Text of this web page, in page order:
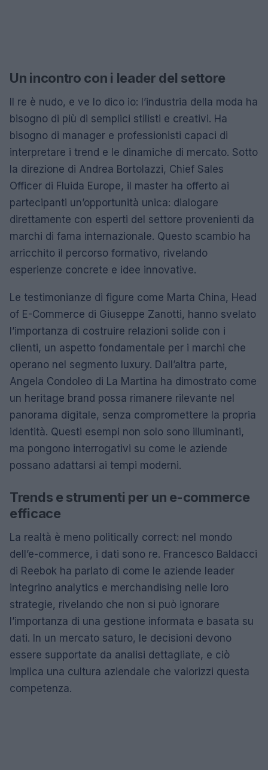
Un incontro con i leader del settore
Il re è nudo, e ve lo dico io: l’industria della moda ha
bisogno di più di semplici stilisti e creativi. Ha
bisogno di manager e professionisti capaci di
interpretare i trend e le dinamiche di mercato. Sotto
la direzione di Andrea Bortolazzi, Chief Sales
Officer di Fluida Europe, il master ha offerto ai
partecipanti un’opportunità unica: dialogare
direttamente con esperti del settore provenienti da
marchi di fama internazionale. Questo scambio ha
arricchito il percorso formativo, rivelando
esperienze concrete e idee innovative.
Le testimonianze di figure come Marta China, Head
of E-Commerce di Giuseppe Zanotti, hanno svelato
l’importanza di costruire relazioni solide con i
clienti, un aspetto fondamentale per i marchi che
operano nel segmento luxury. Dall’altra parte,
Angela Condoleo di La Martina ha dimostrato come
un heritage brand possa rimanere rilevante nel
panorama digitale, senza compromettere la propria
identità. Questi esempi non solo sono illuminanti,
ma pongono interrogativi su come le aziende
possano adattarsi ai tempi moderni.
Trends e strumenti per un e-commerce
efficace
La realtà è meno politically correct: nel mondo
dell’e-commerce, i dati sono re. Francesco Baldacci
di Reebok ha parlato di come le aziende leader
integrino analytics e merchandising nelle loro
strategie, rivelando che non si può ignorare
l’importanza di una gestione informata e basata su
dati. In un mercato saturo, le decisioni devono
essere supportate da analisi dettagliate, e ciò
implica una cultura aziendale che valorizzi questa
competenza.